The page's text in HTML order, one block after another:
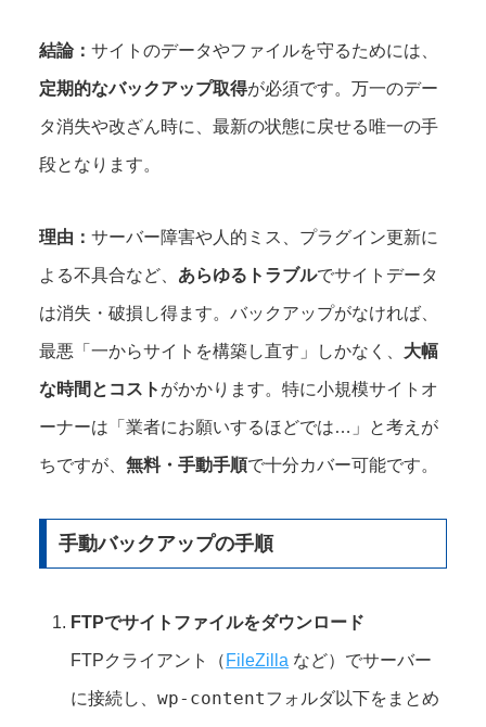
結論： サイトのデータやファイルを守るためには、
定期的なバックアップ取得が必須です。万一のデー
タ消失や改ざん時に、最新の状態に戻せる唯一の手
段となります。
理由： サーバー障害や人的ミス、プラグイン更新に
よる不具合など、 あらゆるトラブルでサイトデータ
は消失・破損し得ます。バックアップがなければ、
最悪「一からサイトを構築し直す」しかなく、 大幅
な時間とコスト がかかります。特に小規模サイトオ
ーナーは「業者にお願いするほどでは…」と考えが
ちですが、 無料・手動手順で十分カバー可能です。
手動バックアップの手順
FTPでサイトファイルをダウンロード
FTPクライアント（ FileZilla など）でサーバー
に接続し、wp-contentフォルダ以下をまとめ